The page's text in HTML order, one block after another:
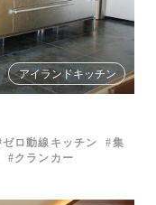
アイランドキッチン
ゼロ動線キッチン
集
クランカー